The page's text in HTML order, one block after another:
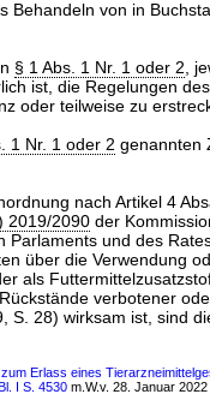
Behandeln von in
§ 1 Abs. 1 Nr. 1 oder 2 ,
ist, die Regelungen
oder teilweise zu
1 Nr. 1 oder 2 genannten
nach Artikel 4
2019/2090 der
Parlaments und des
über die Verwendung
als
verbotener
S. 28) wirksam ist, sind
Erlass eines
I S. 4530 m.W.v. 28. Januar 2022